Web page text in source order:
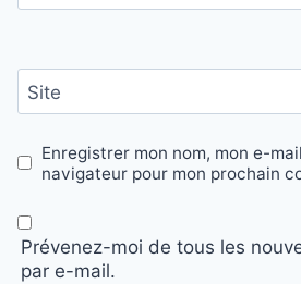
Site
Enregistrer mon nom, mon e-
navigateur pour mon prochain
Prévenez-moi de tous les
par e-mail.